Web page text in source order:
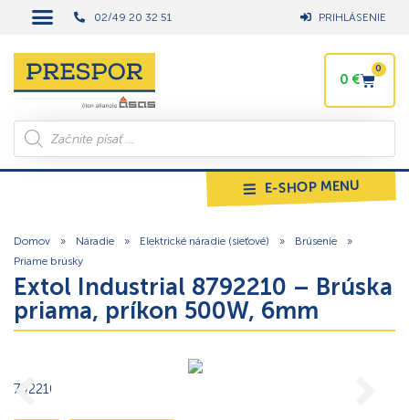
02/49 20 32 51 PRIHLÁSENIE
0 €
0
E-SHOP MENU
Domov » Náradie » Elektrické náradie (sieťové) » Brúsenie
»
Priame brúsky
Extol Industrial 8792210 – Brúska
priama, príkon 500W, 6mm